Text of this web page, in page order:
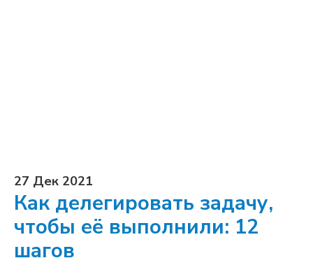
27 Дек 2021
Как делегировать задачу,
чтобы её выполнили: 12
шагов